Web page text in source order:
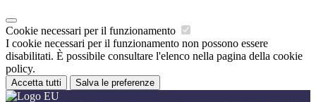
Cookie necessari per il funzionamento
I cookie necessari per il funzionamento non possono essere
disabilitati. È possibile consultare l'elenco nella pagina della cookie
policy.
Accetta tutti Salva le preferenze